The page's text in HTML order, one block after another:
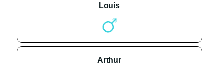
louis
arthur